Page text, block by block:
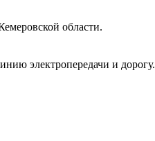
области.
электропередачи и дорогу.